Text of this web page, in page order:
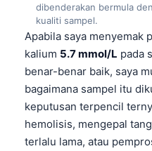
dibenderakan bermula
kualiti sampel.
Apabila saya menyemak
kalium 5.7 mmol/L pada
benar-benar baik, saya
bagaimana sampel itu
keputusan terpencil
hemolisis, mengepal
terlalu lama, atau